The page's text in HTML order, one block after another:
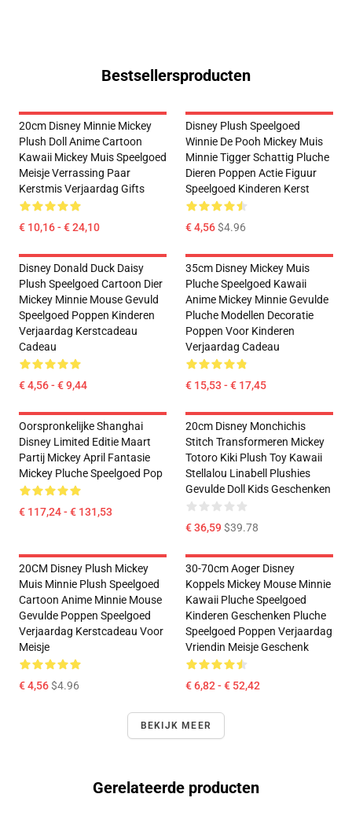
Bestsellersproducten
20cm Disney Minnie Mickey
Plush Doll Anime Cartoon
Kawaii Mickey Muis Speelgoed
Meisje Verrassing Paar
Kerstmis Verjaardag Gifts
€ 10,16 - € 24,10
Disney Plush Speelgoed
Winnie De Pooh Mickey Muis
Minnie Tigger Schattig Pluche
Dieren Poppen Actie Figuur
Speelgoed Kinderen Kerst
€ 4,56$4.96
Disney Donald Duck Daisy
Plush Speelgoed Cartoon Dier
Mickey Minnie Mouse Gevuld
Speelgoed Poppen Kinderen
Verjaardag Kerstcadeau
Cadeau
€ 4,56 - € 9,44
35cm Disney Mickey Muis
Pluche Speelgoed Kawaii
Anime Mickey Minnie Gevulde
Pluche Modellen Decoratie
Poppen Voor Kinderen
Verjaardag Cadeau
€ 15,53 - € 17,45
Oorspronkelijke Shanghai
Disney Limited Editie Maart
Partij Mickey April Fantasie
Mickey Pluche Speelgoed Pop
€ 117,24 - € 131,53
20cm Disney Monchichis
Stitch Transformeren Mickey
Totoro Kiki Plush Toy Kawaii
Stellalou Linabell Plushies
Gevulde Doll Kids Geschenken
€ 36,59$39.78
20CM Disney Plush Mickey
Muis Minnie Plush Speelgoed
Cartoon Anime Minnie Mouse
Gevulde Poppen Speelgoed
Verjaardag Kerstcadeau Voor
Meisje
€ 4,56$4.96
30-70cm Aoger Disney
Koppels Mickey Mouse Minnie
Kawaii Pluche Speelgoed
Kinderen Geschenken Pluche
Speelgoed Poppen Verjaardag
Vriendin Meisje Geschenk
€ 6,82 - € 52,42
BEKIJK MEER
Gerelateerde producten